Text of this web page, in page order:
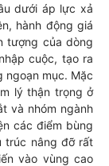
dưới áp lực xả
hành động giá
tượng của dòng
cuộc, tạo ra
ngoạn mục. Mặc
lý thận trọng ở
và nhóm ngành
các điểm bùng
trúc nâng đỡ rất
vào vùng cao